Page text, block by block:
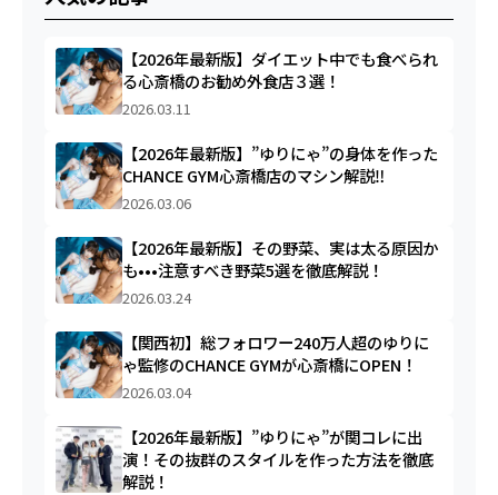
【2026年最新版】ダイエット中でも食べられ
る心斎橋のお勧め外食店３選！
2026.03.11
【2026年最新版】”ゆりにゃ”の身体を作った
CHANCE GYM心斎橋店のマシン解説‼︎
2026.03.06
【2026年最新版】その野菜、実は太る原因か
も•••注意すべき野菜5選を徹底解説！
2026.03.24
【関西初】総フォロワー240万人超のゆりに
ゃ監修のCHANCE GYMが心斎橋にOPEN！
2026.03.04
【2026年最新版】”ゆりにゃ”が関コレに出
演！その抜群のスタイルを作った方法を徹底
解説！